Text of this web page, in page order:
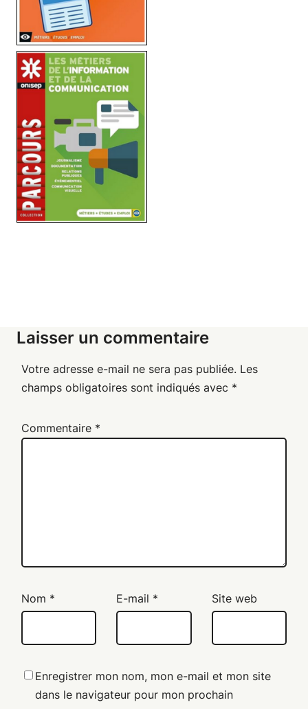
Laisser un commentaire
Votre adresse e-mail ne sera pas publiée. Les
champs obligatoires sont indiqués avec *
Commentaire *
Nom * E-mail * Site web
Enregistrer mon nom, mon e-mail et mon site
dans le navigateur pour mon prochain